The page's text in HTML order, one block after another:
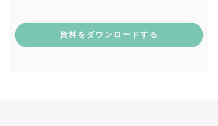
〒101-0035 東京都千代田区神田紺屋町
15 グランファースト神田紺屋町5F
電話：03-6809-3305